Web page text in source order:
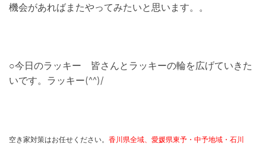
機会があればまたやってみたいと思います。。
○今日のラッキー 皆さんとラッキーの輪を広げていきた
いです。ラッキー(^^)/
空き家対策はお任せください。 香川県全域、愛媛県東予・中予地域・石川